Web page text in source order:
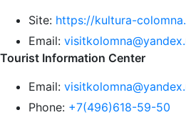
Site: https://kultura-
Email:
Tourist Information Center
Email:
Phone: +7(496)618-59-50